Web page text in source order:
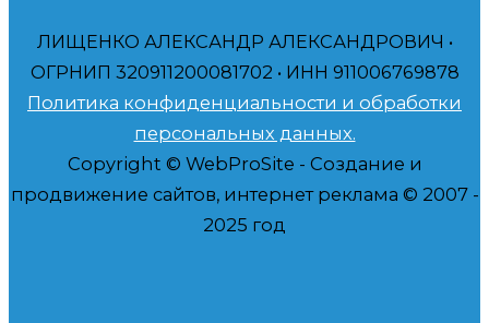
ЛИЩЕНКО АЛЕКСАНДР АЛЕКСАНДРОВИЧ •
ОГРНИП 320911200081702 • ИНН 911006769878
Политика конфиденциальности и обработки
персональных данных.
Copyright © WebProSite - Создание и
продвижение сайтов, интернет реклама © 2007 -
2025 год